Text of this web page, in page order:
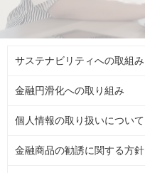
サステナビリティへの取組み
金融円滑化への取り組み
個人情報の取り扱いについて
金融商品の勧誘に関する方針